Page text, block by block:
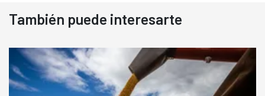
También puede interesarte